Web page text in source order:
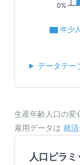
0%
年少
データテー
生産年齢人口の変
雇用データは 就
人口ピラミ